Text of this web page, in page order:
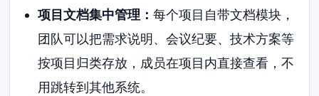
项目文档集中管理： 每个项目自带文档模块，
团队可以把需求说明、会议纪要、技术方案等
按项目归类存放，成员在项目内直接查看，不
用跳转到其他系统。